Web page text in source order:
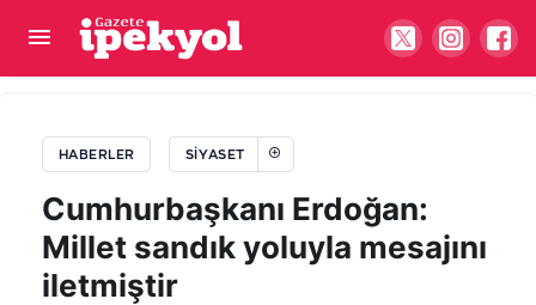
HABERLER SIYASET
Cumhurbaşkanı Erdoğan:
Millet sandık yoluyla mesajını
iletmiştir
Anahtar Parti Şanlıurfa’da vites yükseltti: Bir